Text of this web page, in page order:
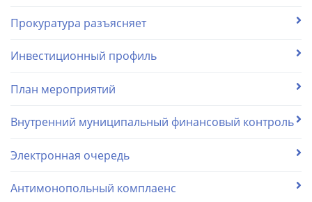
Прокуратура разъясняет
Инвестиционный профиль
План мероприятий
Внутренний муниципальный финансовый контроль
Электронная очередь
Антимонопольный комплаенс